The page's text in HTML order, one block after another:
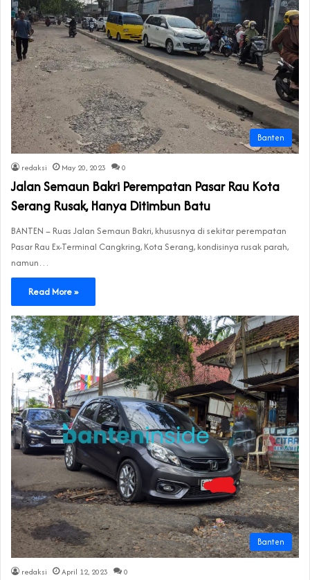
Banten
redaksi May 20, 2023 0
Jalan Semaun Bakri Perempatan Pasar Rau Kota
Serang Rusak, Hanya Ditimbun Batu
BANTEN – Ruas Jalan Semaun Bakri, khususnya di sekitar perempatan
Pasar Rau Ex-Terminal Cangkring, Kota Serang, kondisinya rusak parah,
namun…
Read More »
Banten
redaksi April 12, 2023 0